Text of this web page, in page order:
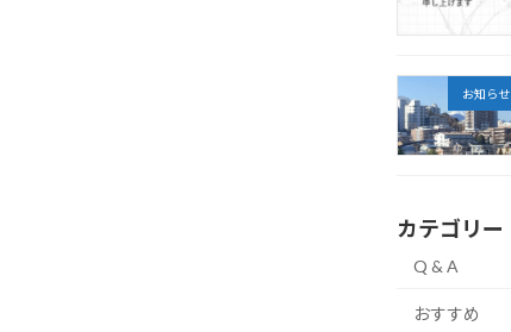
お知らせ
カテゴリー
Q & A
おすすめ